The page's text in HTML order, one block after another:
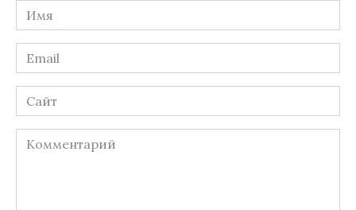
Имя
*
Email
*
Сайт
Комментарий